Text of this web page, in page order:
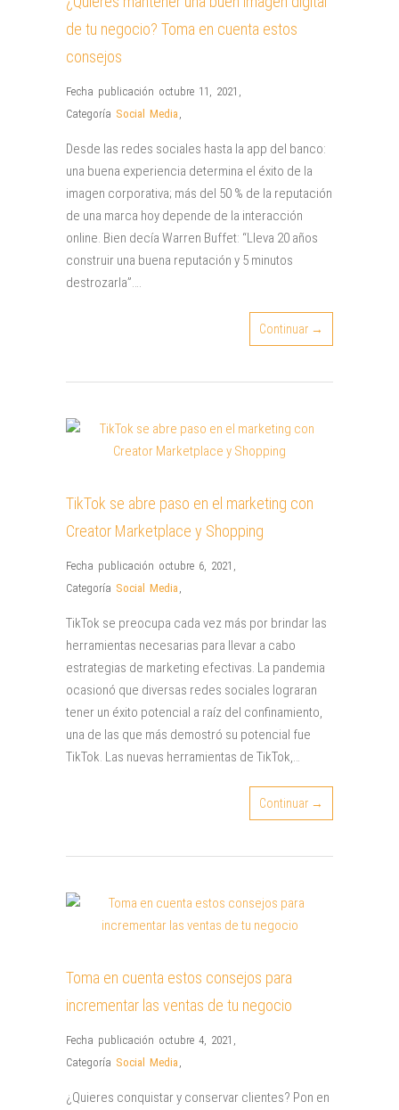
de tu negocio? Toma en cuenta estos
consejos
Fecha publicación octubre 11, 2021
Categoría Social Media
Desde las redes sociales hasta la app del banco:
una buena experiencia determina el éxito de la
imagen corporativa; más del 50 % de la reputación
de una marca hoy depende de la interacción
online. Bien decía Warren Buffet: “Lleva 20 años
construir una buena reputación y 5 minutos
destrozarla”….
Continuar →
TikTok se abre paso en el marketing con
Creator Marketplace y Shopping
Fecha publicación octubre 6, 2021
Categoría Social Media
TikTok se preocupa cada vez más por brindar las
herramientas necesarias para llevar a cabo
estrategias de marketing efectivas. La pandemia
ocasionó que diversas redes sociales lograran
tener un éxito potencial a raíz del confinamiento,
una de las que más demostró su potencial fue
TikTok. Las nuevas herramientas de TikTok,…
Continuar →
Toma en cuenta estos consejos para
incrementar las ventas de tu negocio
Fecha publicación octubre 4, 2021
Categoría Social Media
¿Quieres conquistar y conservar clientes? Pon en